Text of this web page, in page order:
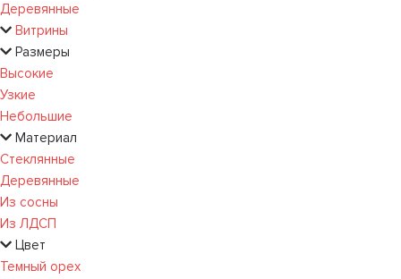
Деревянные
Витрины
Размеры
Высокие
Узкие
Небольшие
Материал
Стеклянные
Деревянные
Из сосны
Из ЛДСП
Цвет
Темный орех